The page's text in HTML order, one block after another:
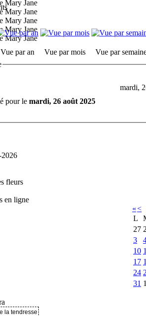
Vue par an Vue par mois
Vue par
mardi,
pour le mardi, 26 août 2025
2026
fleurs
en ligne
«<
L
27
3
10
17
24
31
la tendresse ..